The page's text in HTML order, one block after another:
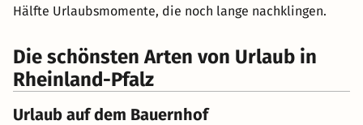
Hälfte Urlaubsmomente, die noch lange nachklingen.
Die schönsten Arten von Urlaub in
Rheinland-Pfalz
Urlaub auf dem Bauernhof